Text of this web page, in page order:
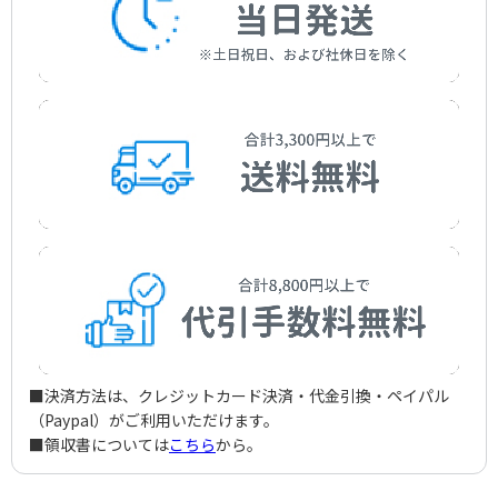
Teresa Teng
■決済方法は、クレジットカード決済・代金引換・ペイパル
（Paypal）がご利用いただけます。
■領収書についてはこちらから。